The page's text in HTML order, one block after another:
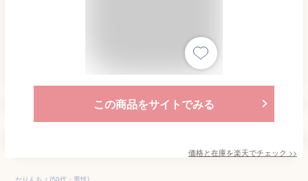
この商品をサイトでみる
価格と在庫を楽天でチェック >>
かりんちょ(50代・男性)